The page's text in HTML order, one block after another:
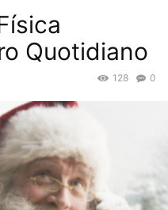
Quotidiano
0
128